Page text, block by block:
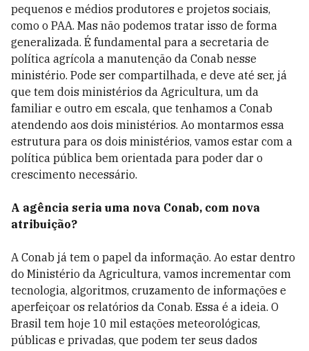
pequenos e médios produtores e projetos sociais,
como o PAA. Mas não podemos tratar isso de forma
generalizada. É fundamental para a secretaria de
política agrícola a manutenção da Conab nesse
ministério. Pode ser compartilhada, e deve até ser, já
que tem dois ministérios da Agricultura, um da
familiar e outro em escala, que tenhamos a Conab
atendendo aos dois ministérios. Ao montarmos essa
estrutura para os dois ministérios, vamos estar com a
política pública bem orientada para poder dar o
crescimento necessário.
A agência seria uma nova Conab, com nova
atribuição?
A Conab já tem o papel da informação. Ao estar dentro
do Ministério da Agricultura, vamos incrementar com
tecnologia, algoritmos, cruzamento de informações e
aperfeiçoar os relatórios da Conab. Essa é a ideia. O
Brasil tem hoje 10 mil estações meteorológicas,
públicas e privadas, que podem ter seus dados